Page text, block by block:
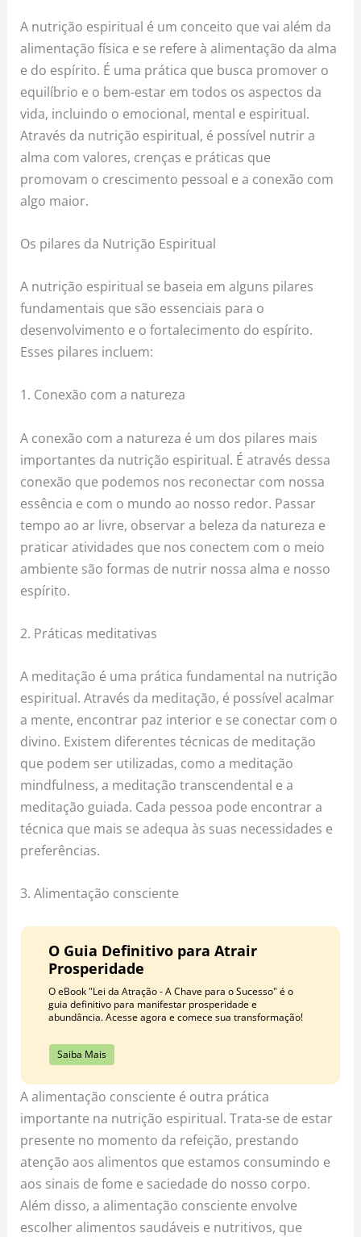
A nutrição espiritual é um conceito que vai além da
alimentação física e se refere à alimentação da alma
e do espírito. É uma prática que busca promover o
equilíbrio e o bem-estar em todos os aspectos da
vida, incluindo o emocional, mental e espiritual.
Através da nutrição espiritual, é possível nutrir a
alma com valores, crenças e práticas que
promovam o crescimento pessoal e a conexão com
algo maior.
Os pilares da Nutrição Espiritual
A nutrição espiritual se baseia em alguns pilares
fundamentais que são essenciais para o
desenvolvimento e o fortalecimento do espírito.
Esses pilares incluem:
1. Conexão com a natureza
A conexão com a natureza é um dos pilares mais
importantes da nutrição espiritual. É através dessa
conexão que podemos nos reconectar com nossa
essência e com o mundo ao nosso redor. Passar
tempo ao ar livre, observar a beleza da natureza e
praticar atividades que nos conectem com o meio
ambiente são formas de nutrir nossa alma e nosso
espírito.
2. Práticas meditativas
A meditação é uma prática fundamental na nutrição
espiritual. Através da meditação, é possível acalmar
a mente, encontrar paz interior e se conectar com o
divino. Existem diferentes técnicas de meditação
que podem ser utilizadas, como a meditação
mindfulness, a meditação transcendental e a
meditação guiada. Cada pessoa pode encontrar a
técnica que mais se adequa às suas necessidades e
preferências.
3. Alimentação consciente
O Guia Definitivo para Atrair
Prosperidade
O eBook "Lei da Atração - A Chave para o Sucesso" é o
guia definitivo para manifestar prosperidade e
abundância. Acesse agora e comece sua transformação!
Saiba Mais
A alimentação consciente é outra prática
importante na nutrição espiritual. Trata-se de estar
presente no momento da refeição, prestando
atenção aos alimentos que estamos consumindo e
aos sinais de fome e saciedade do nosso corpo.
Além disso, a alimentação consciente envolve
escolher alimentos saudáveis e nutritivos, que